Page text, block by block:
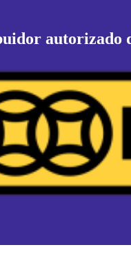
autorizado